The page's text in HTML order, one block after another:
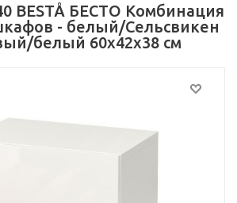
BESTÅ БЕСТО Комбинация
- белый/Сельсвикен
белый 60x42x38 см